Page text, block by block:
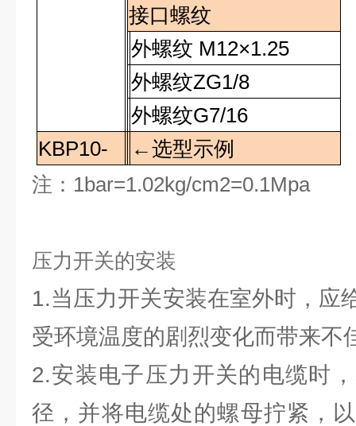
接口螺纹
外螺纹 M12×1.25
外螺纹ZG1/8
外螺纹G7/16
KBP10-
←选型示例
注：1bar=1.02kg/cm2=0.1Mpa
压力开关的安装
1.当压力开关安装在室外时，应
受环境温度的剧烈变化而带来不
2.安装电子压力开关的电缆时
径，并将电缆处的螺母拧紧，